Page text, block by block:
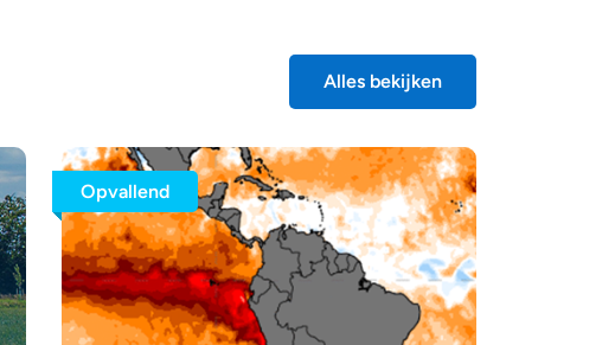
Alles bekijken
Opvallend